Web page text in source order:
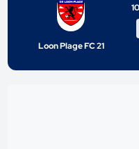
Loon Plage FC 21